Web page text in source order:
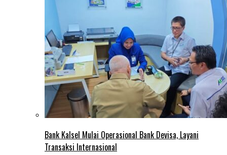
Bank Kalsel Mulai Operasional Bank Devisa, Layani
Transaksi Internasional